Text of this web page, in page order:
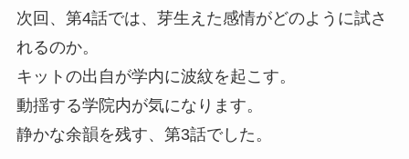
次回、第4話では、芽生えた感情がどのように試さ
れるのか。
キットの出自が学内に波紋を起こす。
動揺する学院内が気になります。
静かな余韻を残す、第3話でした。